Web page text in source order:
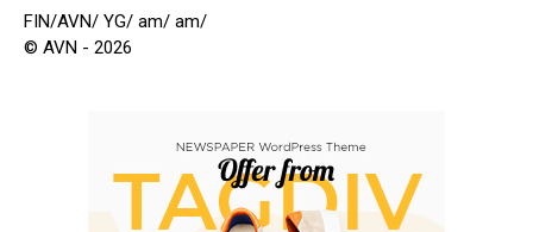
FIN/AVN/ YG/ am/ am/
© AVN - 2026